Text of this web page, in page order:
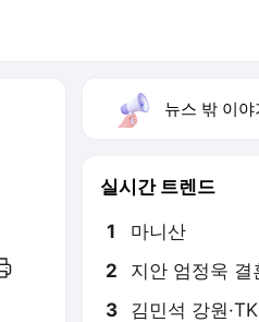
뉴스 밖 이야기
실시간 트렌드
1 마니산
2 지안 엄정욱 결
3 김민석 강원